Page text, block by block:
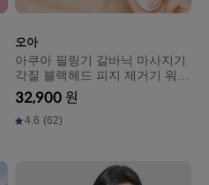
오아
아쿠아 필링기 갈바닉 마사지기
각질 블랙헤드 피지 제거기 워터
삭피기 스킨스크러버
32,900 원
4.6 (62)